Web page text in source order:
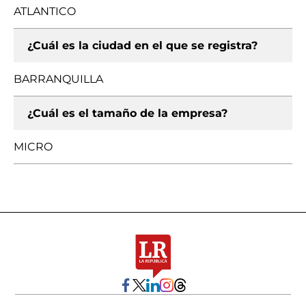
ATLANTICO
¿Cuál es la ciudad en el que se registra?
BARRANQUILLA
¿Cuál es el tamaño de la empresa?
MICRO